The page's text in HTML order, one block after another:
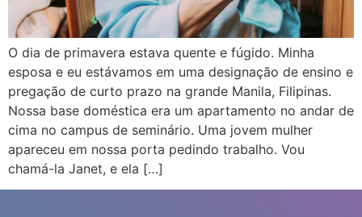
O dia de primavera estava quente e fúgido. Minha
esposa e eu estávamos em uma designação de ensino e
pregação de curto prazo na grande Manila, Filipinas.
Nossa base doméstica era um apartamento no andar de
cima no campus de seminário. Uma jovem mulher
apareceu em nossa porta pedindo trabalho. Vou
chamá-la Janet, e ela […]